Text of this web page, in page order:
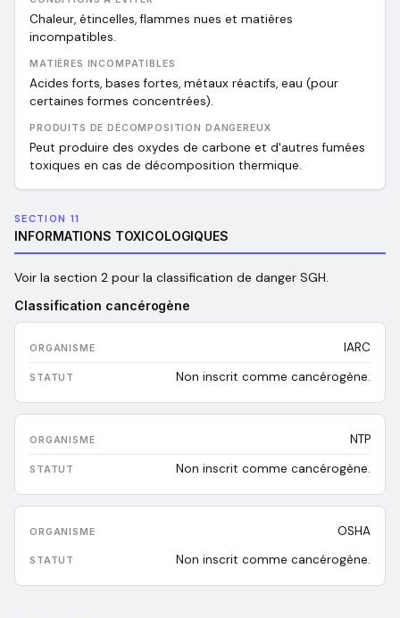
Chaleur, étincelles, flammes nues et matières
incompatibles.
MATIÈRES INCOMPATIBLES
Acides forts, bases fortes, métaux réactifs, eau (pour
certaines formes concentrées).
PRODUITS DE DÉCOMPOSITION DANGEREUX
Peut produire des oxydes de carbone et d'autres fumées
toxiques en cas de décomposition thermique.
SECTION 11
INFORMATIONS TOXICOLOGIQUES
Voir la section 2 pour la classification de danger SGH.
Classification cancérogène
IARC
Non inscrit comme cancérogène.
NTP
Non inscrit comme cancérogène.
OSHA
Non inscrit comme cancérogène.